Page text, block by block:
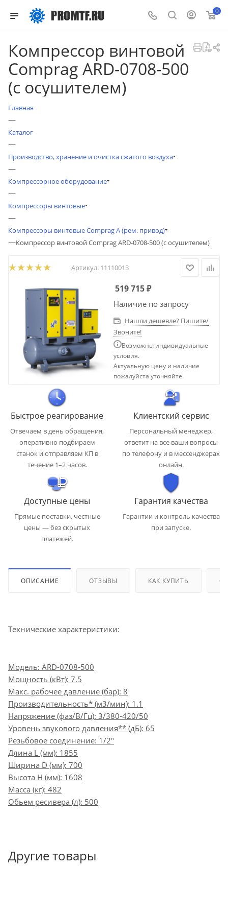
0
Компрессор винтовой
Comprag ARD-0708-500
(с осушителем)
Главная
—
Каталог
—
Производство, хранение и очистка сжатого воздуха
—
Компрессорное оборудование
—
Компрессоры винтовые
—
Компрессоры винтовые Comprag A (рем. привод)
—Компрессор винтовой Comprag ARD-0708-500 (с осушителем)
Артикул: 11110013
519 715₽
Наличие по запросу
Нашли дешевле? Пишите/
Звоните!
Возможны индивидуальные
условия.
Актуальную цену и наличие
пожалуйста уточняйте.
Быстрое реагирование
Отвечаем в день обращения,
оперативно подбираем
станок и отправляем КП в
течение 1–2 часов.
Клиентский сервис
Персональный менеджер,
ответит на все ваши вопросы
по телефону и в мессенджерах
онлайн.
Доступные цены
Прямые поставки, честные
цены — без скрытых
платежей.
Гарантия качества
Гарантии и контроль качества
при запуске.
ОПИСАНИЕ ОТЗЫВЫ КАК КУПИТЬ
Технические характеристики:
Модель: АRD-0708-500
Мощность (кВт): 7.5
Макс. рабочее давление (бар): 8
Производительность* (м3/мин): 1.1
Напряжение (фаз/В/Гц): 3/380-420/50
Уровень звукового давления** (дБ): 65
Резьбовое соединение: 1/2"
Длина L (мм): 1855
Ширина D (мм): 700
Высота H (мм): 1608
Масса (кг): 482
Обьем ресивера (л): 500
Другие товары